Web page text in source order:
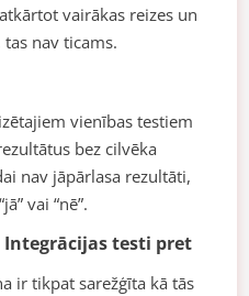
vairākas reizes un
nav ticams.
vienības testiem
bez cilvēka
nav jāpārlasa rezultāti,
vai “nē”.
testi pret
ir tikpat sarežģīta kā tās